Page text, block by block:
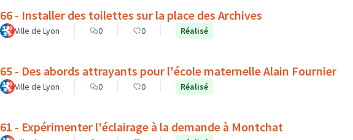
66 - Installer des toilettes sur la place des Archives
Ville de Lyon 0 0 Réalisé
65 - Des abords attrayants pour l'école maternelle Alain Fournier
Ville de Lyon 0 0 Réalisé
61 - Expérimenter l'éclairage à la demande à Montchat